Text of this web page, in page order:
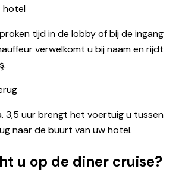
hotel
tijd in de lobby of bij de ingang
verwelkomt u bij naam en rijdt
3,5 uur brengt het voertuig u tussen
naar de buurt van uw hotel.
u op de diner cruise?